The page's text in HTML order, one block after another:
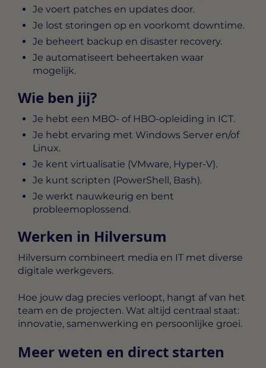
Je voert patches en updates door.
Je lost storingen op en voorkomt downtime.
Je beheert backup en disaster recovery.
Je automatiseert beheertaken waar
mogelijk.
Wie ben jij?
Je hebt een MBO- of HBO-opleiding in ICT.
Je hebt ervaring met Windows Server en/of
Linux.
Je kent virtualisatie (VMware, Hyper-V).
Je kunt scripten (PowerShell, Bash).
Je werkt nauwkeurig en bent
probleemoplossend.
Werken in Hilversum
Hilversum combineert media en IT met diverse
digitale werkgevers.
Hoe jouw dag precies verloopt, hangt af van het
team en de projecten. Wat altijd centraal staat:
innovatie, samenwerking en persoonlijke groei.
Meer weten en direct starten